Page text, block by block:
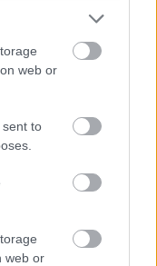
web or
to
web or